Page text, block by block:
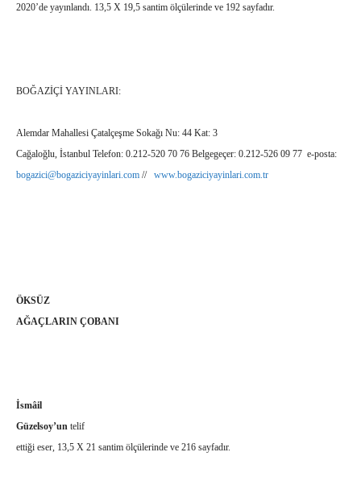
2020’de yayınlandı. 13,5 X 19,5 santim ölçülerinde ve 192 sayfadır.
BOĞAZİÇİ YAYINLARI:
Alemdar Mahallesi Çatalçeşme Sokağı Nu: 44 Kat: 3
Cağaloğlu, İstanbul Telefon: 0.212-520 70 76 Belgegeçer: 0.212-526 09 77 e-posta:
bogazici@bogaziciyayinlari.com // www.bogaziciyayinlari.com.tr
ÖKSÜZ
AĞAÇLARIN ÇOBANI
İsmâil
Güzelsoy’un telif
ettiği eser, 13,5 X 21 santim ölçülerinde ve 216 sayfadır.